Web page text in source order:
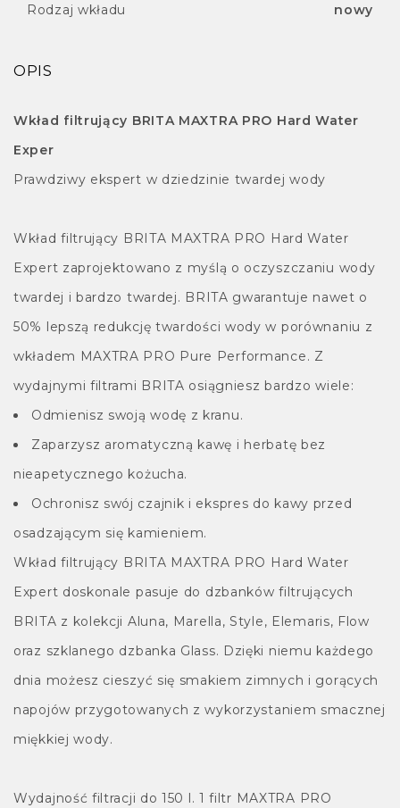
Rodzaj wkładu nowy
OPIS
Wkład filtrujący BRITA MAXTRA PRO Hard Water
Exper
Prawdziwy ekspert w dziedzinie twardej wody
Wkład filtrujący BRITA MAXTRA PRO Hard Water
Expert zaprojektowano z myślą o oczyszczaniu wody
twardej i bardzo twardej. BRITA gwarantuje nawet o
50% lepszą redukcję twardości wody w porównaniu z
wkładem MAXTRA PRO Pure Performance. Z
wydajnymi filtrami BRITA osiągniesz bardzo wiele:
Odmienisz swoją wodę z kranu.
Zaparzysz aromatyczną kawę i herbatę bez
nieapetycznego kożucha.
Ochronisz swój czajnik i ekspres do kawy przed
osadzającym się kamieniem.
Wkład filtrujący BRITA MAXTRA PRO Hard Water
Expert doskonale pasuje do dzbanków filtrujących
BRITA z kolekcji Aluna, Marella, Style, Elemaris, Flow
oraz szklanego dzbanka Glass. Dzięki niemu każdego
dnia możesz cieszyć się smakiem zimnych i gorących
napojów przygotowanych z wykorzystaniem smacznej
miękkiej wody.
Wydajność filtracji do 150 l. 1 filtr MAXTRA PRO